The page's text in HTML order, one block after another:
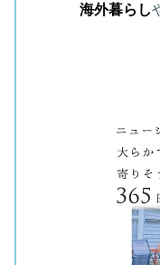
海外暮らし